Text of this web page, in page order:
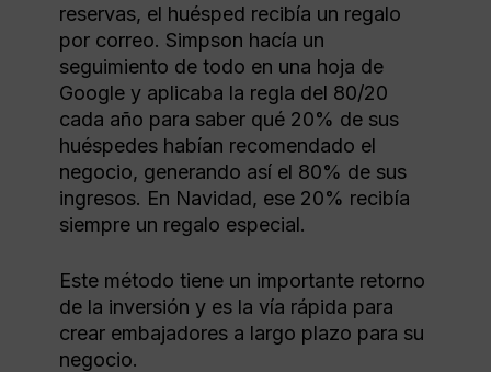
reservas, el huésped recibía un regalo
por correo. Simpson hacía un
seguimiento de todo en una hoja de
Google y aplicaba la regla del 80/20
cada año para saber qué 20% de sus
huéspedes habían recomendado el
negocio, generando así el 80% de sus
ingresos. En Navidad, ese 20% recibía
siempre un regalo especial.
Este método tiene un importante retorno
de la inversión y es la vía rápida para
crear embajadores a largo plazo para su
negocio.